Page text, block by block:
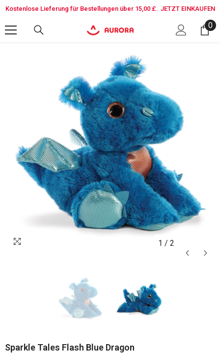
SKIP TO CONTENT
Kostenlose Lieferung für Bestellungen über 15,00 £. JETZT EINKAUFEN
00
1 / 2
Sparkle Tales Flash Blue Dragon